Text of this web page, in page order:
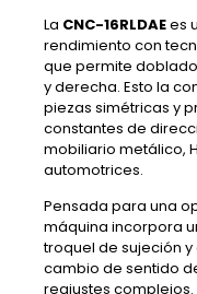
La CNC-16RLDAEes
rendimiento con
que permite
y derecha. Esto la
piezas simétricas y
constantes de
mobiliario metálico,
automotrices.
Pensada para una
máquina incorpora
troquel de sujeción
cambio de sentido
reajustes complejos.